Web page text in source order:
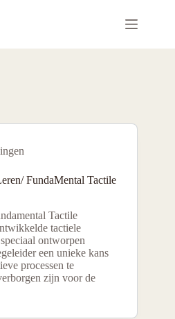
FundaMental Tactile
Tactile
tactiele
ontworpen
een unieke kans
processen te
zijn voor de